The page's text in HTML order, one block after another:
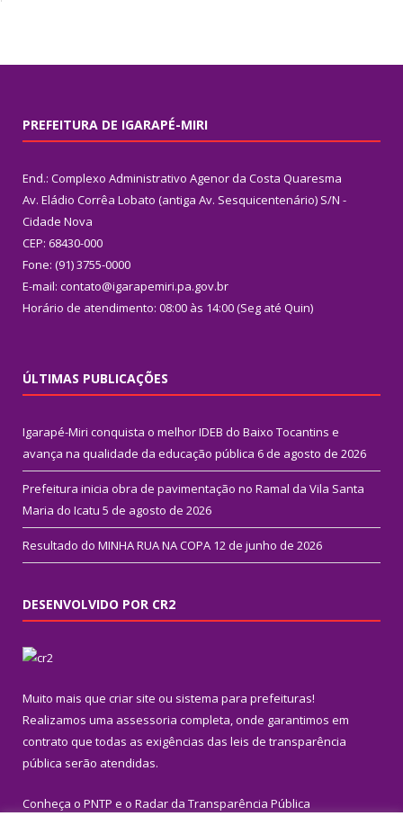
PREFEITURA DE IGARAPÉ-MIRI
End.: Complexo Administrativo Agenor da Costa Quaresma
Av. Eládio Corrêa Lobato (antiga Av. Sesquicentenário) S/N -
Cidade Nova
CEP: 68430-000
Fone: (91) 3755-0000
E-mail: contato@igarapemiri.pa.gov.br
Horário de atendimento: 08:00 às 14:00 (Seg até Quin)
ÚLTIMAS PUBLICAÇÕES
Igarapé-Miri conquista o melhor IDEB do Baixo Tocantins e
avança na qualidade da educação pública 6 de agosto de 2026
Prefeitura inicia obra de pavimentação no Ramal da Vila Santa
Maria do Icatu 5 de agosto de 2026
Resultado do MINHA RUA NA COPA 12 de junho de 2026
DESENVOLVIDO POR CR2
Muito mais que criar site ou sistema para prefeituras!
Realizamos uma assessoria completa, onde garantimos em
contrato que todas as exigências das leis de transparência
pública serão atendidas.
Conheça o PNTP e o Radar da Transparência Pública